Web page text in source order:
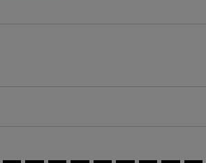
TFS–TLS: